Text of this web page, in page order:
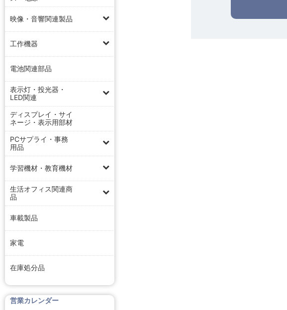
映像・音響関連製品
工作機器
電池関連部品
表示灯・投光器・
LED関連
ディスプレイ・サイ
ネージ・表示用部材
PCサプライ・事務
用品
学習機材・教育機材
生活オフィス関連商
品
車載製品
家電
在庫処分品
営業カレンダー